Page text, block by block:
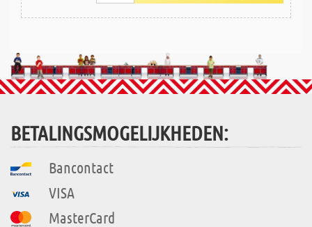
BETALINGSMOGELIJKHEDEN:
Bancontact
VISA
MasterCard